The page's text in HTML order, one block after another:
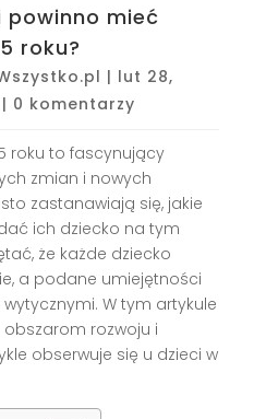
mieć
roku?
| lut 28,
| 0 komentarzy
roku to fascynujący
zmian i nowych
zastanawiają się, jakie
ich dziecko na tym
że każde dziecko
a podane umiejętności
W tym artykule
rozwoju i
obserwuje się u dzieci w